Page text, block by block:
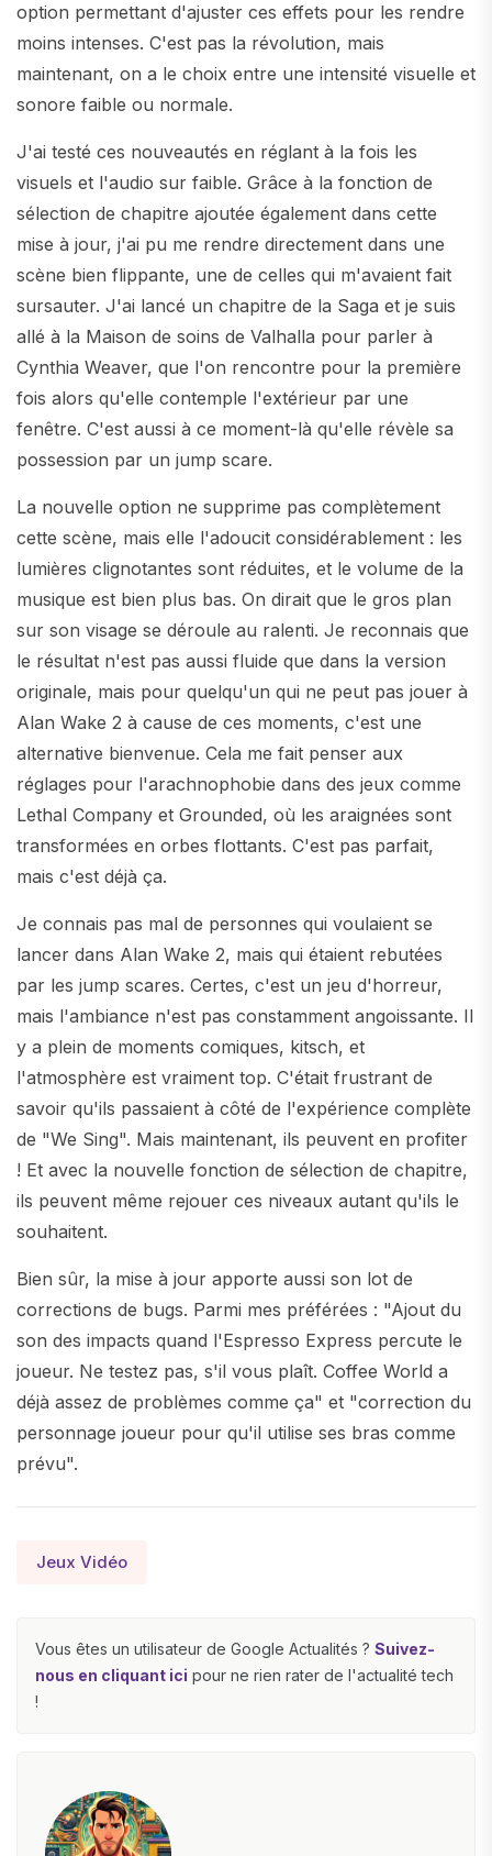
option permettant d'ajuster ces effets pour les rendre
moins intenses. C'est pas la révolution, mais
maintenant, on a le choix entre une intensité visuelle et
sonore faible ou normale.
J'ai testé ces nouveautés en réglant à la fois les
visuels et l'audio sur faible. Grâce à la fonction de
sélection de chapitre ajoutée également dans cette
mise à jour, j'ai pu me rendre directement dans une
scène bien flippante, une de celles qui m'avaient fait
sursauter. J'ai lancé un chapitre de la Saga et je suis
allé à la Maison de soins de Valhalla pour parler à
Cynthia Weaver, que l'on rencontre pour la première
fois alors qu'elle contemple l'extérieur par une
fenêtre. C'est aussi à ce moment-là qu'elle révèle sa
possession par un jump scare.
La nouvelle option ne supprime pas complètement
cette scène, mais elle l'adoucit considérablement : les
lumières clignotantes sont réduites, et le volume de la
musique est bien plus bas. On dirait que le gros plan
sur son visage se déroule au ralenti. Je reconnais que
le résultat n'est pas aussi fluide que dans la version
originale, mais pour quelqu'un qui ne peut pas jouer à
Alan Wake 2 à cause de ces moments, c'est une
alternative bienvenue. Cela me fait penser aux
réglages pour l'arachnophobie dans des jeux comme
Lethal Company et Grounded, où les araignées sont
transformées en orbes flottants. C'est pas parfait,
mais c'est déjà ça.
Je connais pas mal de personnes qui voulaient se
lancer dans Alan Wake 2, mais qui étaient rebutées
par les jump scares. Certes, c'est un jeu d'horreur,
mais l'ambiance n'est pas constamment angoissante. Il
y a plein de moments comiques, kitsch, et
l'atmosphère est vraiment top. C'était frustrant de
savoir qu'ils passaient à côté de l'expérience complète
de "We Sing". Mais maintenant, ils peuvent en profiter
! Et avec la nouvelle fonction de sélection de chapitre,
ils peuvent même rejouer ces niveaux autant qu'ils le
souhaitent.
Bien sûr, la mise à jour apporte aussi son lot de
corrections de bugs. Parmi mes préférées : "Ajout du
son des impacts quand l'Espresso Express percute le
joueur. Ne testez pas, s'il vous plaît. Coffee World a
déjà assez de problèmes comme ça" et "correction du
personnage joueur pour qu'il utilise ses bras comme
prévu".
Jeux Vidéo
Vous êtes un utilisateur de Google Actualités ? Suivez-
nous en cliquant ici pour ne rien rater de l'actualité tech
!